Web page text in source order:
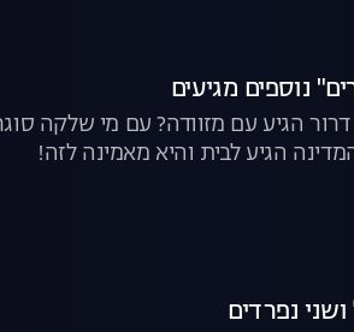
דרור הגיע עם מזוודה? עם מי שלקה
הגיע לבית והיא מאמינה לזה!